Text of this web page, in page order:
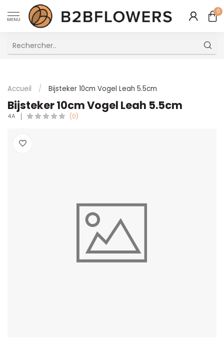
MENU
0
Accueil / Bijsteker 10cm Vogel Leah 5.5cm
Bijsteker 10cm Vogel Leah 5.5cm
4A (0)